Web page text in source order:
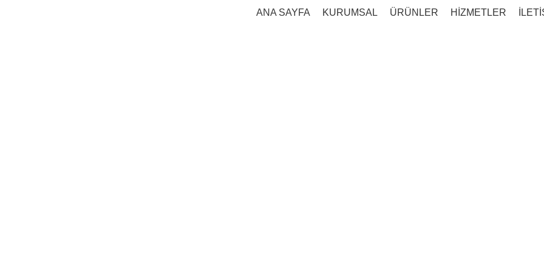
ANA SAYFA KURUMSAL ÜRÜNLER HİZMETLER